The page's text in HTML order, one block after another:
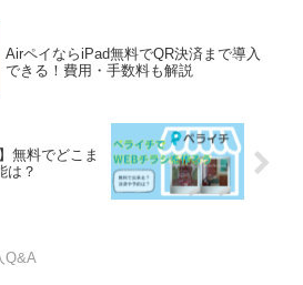
AirペイならiPad無料でQR決済まで導入
できる！費用・手数料も解説
無料でどこま
は？
Q&A